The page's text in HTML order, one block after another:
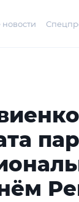
новости